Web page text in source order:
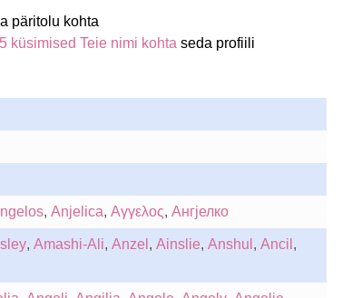
päritolu kohta
5 küsimised Teie nimi kohta seda profiili
, Anjelica, Αγγελος, Ангјелко
, Amashi-Ali, Anzel , Ainslie, Anshul , Ancil ,